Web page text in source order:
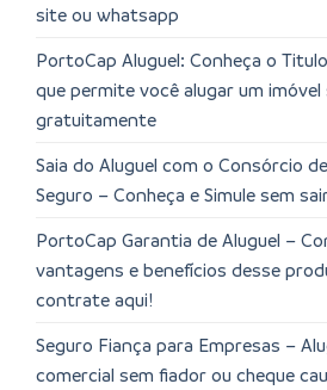
site ou whatsapp
PortoCap Aluguel: Conheça o
que permite você alugar um imóvel
gratuitamente
Saia do Aluguel com o Consórcio
Seguro – Conheça e Simule sem
PortoCap Garantia de Aluguel –
vantagens e benefícios desse
contrate aqui!
Seguro Fiança para Empresas –
comercial sem fiador ou cheque